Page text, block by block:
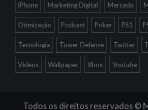
iPhone Marketing Digital Mercado
Otimização Podcast Poker PS1
Tecnologia Tower Defense Twitter
Vídeos Wallpaper Xbox Youtube
Todos os direitos reservados ©